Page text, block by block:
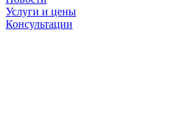
Услуги и цены
Консультации